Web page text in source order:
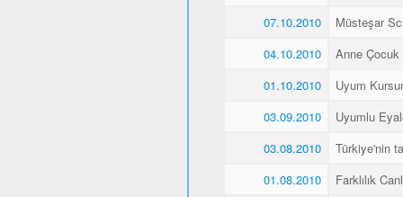
07.10.2010
Müsteşar
04.10.2010
Anne
01.10.2010
Uyum
03.09.2010
Uyumlu
03.08.2010
Türkiye'nin
01.08.2010
Farklılık